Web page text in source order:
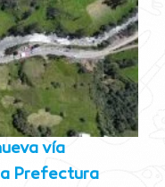
vía
Prefectura